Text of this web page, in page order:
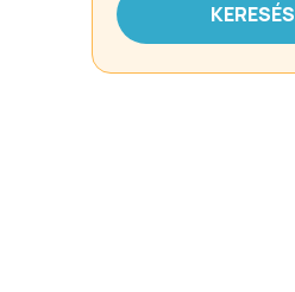
KERESÉS